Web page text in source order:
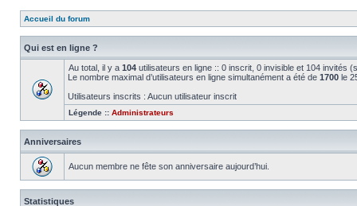
Accueil du forum
Qui est en ligne ?
Au total, il y a 104 utilisateurs en ligne :: 0 inscrit, 0 invisible et 104 invités
Le nombre maximal d’utilisateurs en ligne simultanément a été de 1700 le
Utilisateurs inscrits : Aucun utilisateur inscrit
Légende :: Administrateurs
Anniversaires
Aucun membre ne fête son anniversaire aujourd’hui.
Statistiques